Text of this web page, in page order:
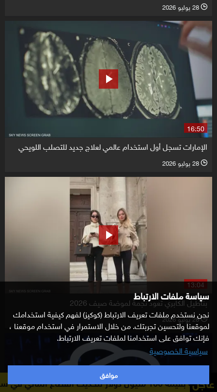
سياسة ملفات الارتباط
نحن نستخدم ملفات تعريف الارتباط (كوكيز) لفهم كيفية استخدامك
لموقعنا ولتحسين تجربتك. من خلال الاستمرار في استخدام موقعنا ،
فإنك توافق على استخدامنا لملفات تعريف الارتباط.
سياسية الخصوصية
موافق
l 28 يوليو 2026
16:50
الإمارات تسجل أول استخدام عالمي لعلاج جديد للتصلب اللويحي
l 28 يوليو 2026
13:04
بناطيل الكابري تعود نجمة لموضة صيف 2026
l 28 يوليو 2026
عاجل "رويترز": البنك الدولي يوافق على منحة بقيمة 100